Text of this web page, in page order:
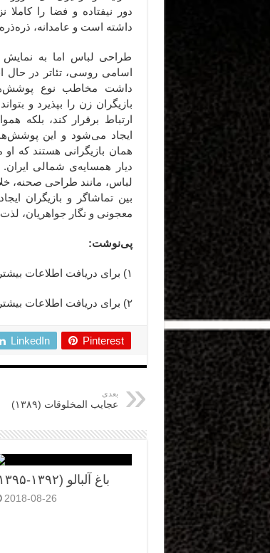
دور نیفتاده و فضا را
داشته است و عامدانه،
طراحی لباس اما به
اسامی روسی، تئاتر در حال
داشت مخاطب نوع
بازیگران زن را بپذیرد و
ارتباط برقرار کند، بلکه
ایجاد می‌شود و این پوشش‌ها
همان بازیگرانی هستند که
دیار همسایه‌ی شمالی
لباس، مانند طراحی صحنه،
بین تماشاگر و بازیگران
معجونی و نگار جواهریان،
پی‌نوشت:
۱) برای دریافت اطلاعات بیشتر در مورد تئاتر «ایوانف»
۲) برای دریافت اطلاعات بیشتر در مورد نمایش‌نامه‌ی «ایوانف» در همین سایت
LinkedIn Pinterest
بعدی
عجایب المخلوقات (۱۳۸۹)
باغ آلبالو (۱۳۹۲-۱۳۹۵)
2018-08-26